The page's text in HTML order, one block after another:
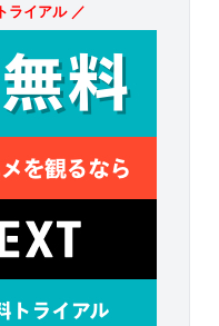
ライアル ／